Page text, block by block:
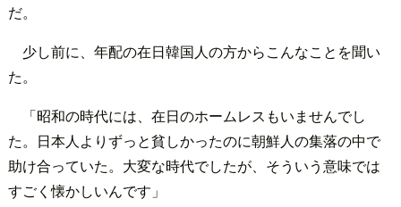
だ。
少し前に、年配の在日韓国人の方からこんなことを聞い
た。
「昭和の時代には、在日のホームレスもいませんでし
た。日本人よりずっと貧しかったのに朝鮮人の集落の中で
助け合っていた。大変な時代でしたが、そういう意味では
すごく懐かしいんです」